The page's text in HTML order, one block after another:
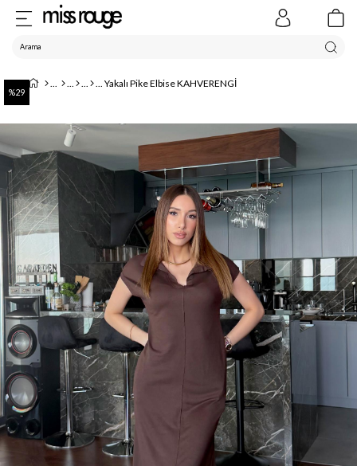
Yakalı Pike Elbise KAHVERENGİ
29